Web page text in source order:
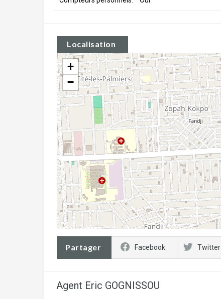
Localisation
+
−
Partager Facebook Twitter
Agent Eric GOGNISSOU